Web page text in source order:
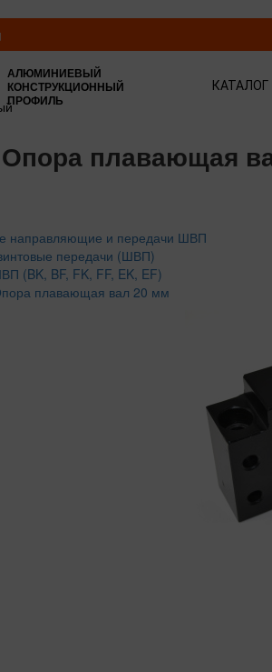
АЛЮМИНИЕВЫЙ
КОНСТРУКЦИОННЫЙ
ПРОФИЛЬ
КАТАЛОГ
Опора плавающая
направляющие и передачи ШВП
передачи (ШВП)
(BK, BF, FK, FF, EK, EF)
плавающая вал 20 мм